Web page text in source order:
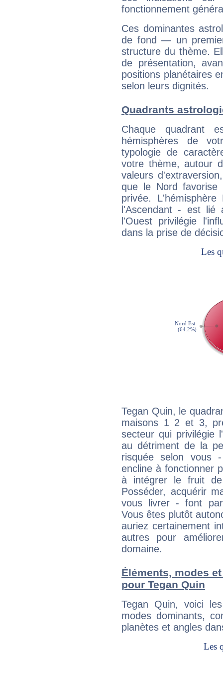
fonctionnement
Ces dominantes
de fond — un
structure du thème.
de présentation,
positions planétaires
selon leurs dignités.
Quadrants
Chaque quadrant
hémisphères de
typologie de
votre thème, autour
valeurs
que le Nord favorise
privée.
l'Ascendant - est
l'Ouest privilégie
dans la prise de
Tegan Quin, le
maisons 1 2 et 3,
secteur qui privilégie
au détriment de la
risquée selon vous
encline à fonctionner
à intégrer le fruit
Posséder, acquérir
vous livrer - font
Vous êtes plutôt
auriez certainement
autres pour
domaine.
Éléments, modes
pour Tegan Quin
Tegan Quin, voici
modes dominants,
planètes et angles